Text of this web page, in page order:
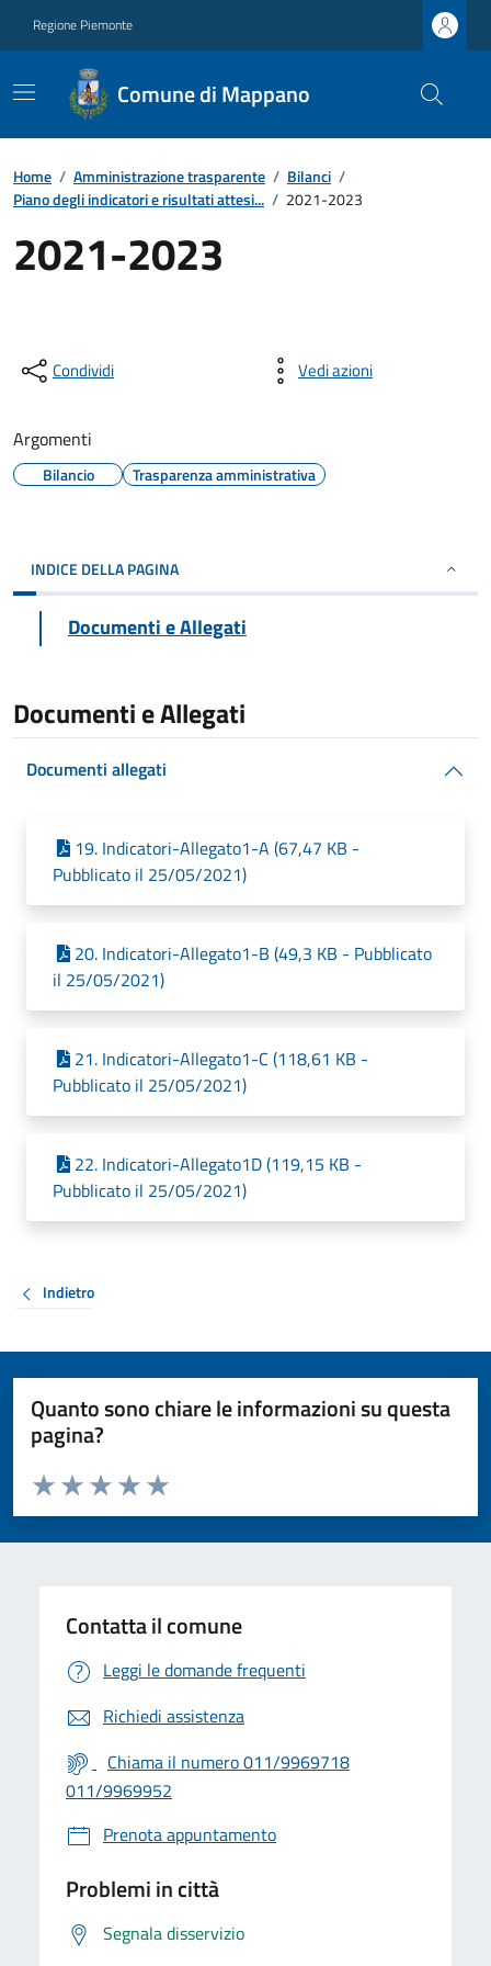
Regione Piemonte
Comune di Mappano
Home / Amministrazione trasparente / Bilanci /
Piano degli indicatori e risultati attesi... / 2021-2023
2021-2023
Condividi Vedi azioni
Argomenti
Bilancio Trasparenza amministrativa
INDICE DELLA PAGINA
Documenti e Allegati
Documenti e Allegati
Documenti allegati
19. Indicatori-Allegato1-A (67,47 KB -
Pubblicato il 25/05/2021)
20. Indicatori-Allegato1-B (49,3 KB - Pubblicato
il 25/05/2021)
21. Indicatori-Allegato1-C (118,61 KB -
Pubblicato il 25/05/2021)
22. Indicatori-Allegato1D (119,15 KB -
Pubblicato il 25/05/2021)
Indietro
Quanto sono chiare le informazioni su questa
pagina?
Valuta da 1 a 5 stelle la pagina
Valuta 5 stelle su 5
Valuta 4 stelle su 5
Valuta 3 stelle su 5
Valuta 2 stelle su 5
Valuta 1 stelle su 5
Contatta il comune
Leggi le domande frequenti
Richiedi assistenza
Chiama il numero 011/9969718
011/9969952
Prenota appuntamento
Problemi in città
Segnala disservizio